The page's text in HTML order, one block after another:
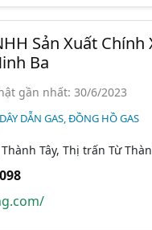
Sản Xuất Chính
Ba
gần nhất: 30/6/2023
DẪN GAS, ĐỒNG HỒ GAS
Tây, Thị trấn Từ